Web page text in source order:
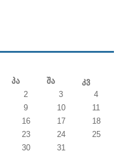
Პა Შა Კვ
2 3
4
9 10
11
16 17
18
23 24
25
30 31